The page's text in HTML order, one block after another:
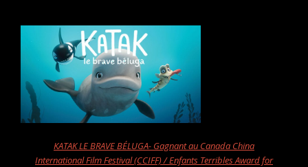
KATAK LE BRAVE BÉLUGA- Gagnant au Canada China
International Film Festival (CCIFF) / Enfants Terribles Award for